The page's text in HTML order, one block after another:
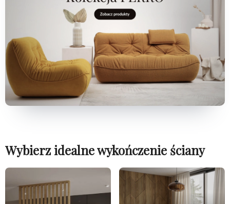
Wybierz idealne wykończenie ściany